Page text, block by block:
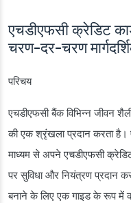
एचडीएफसी क्रेडिट
चरण-दर-चरण
परिचय
एचडीएफसी बैंक विभिन्न जीवन
की एक श्रृंखला प्रदान करता है।
माध्यम से अपने एचडीएफसी
पर सुविधा और नियंत्रण प्रदान
बनाने के लिए एक गाइड के रूप में